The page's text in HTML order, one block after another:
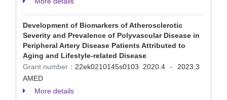
Development of Biomarkers of Atherosclerotic
Severity and Prevalence of Polyvascular Disease in
Peripheral Artery Disease Patients Attributed to
Aging and Lifestyle-related Disease
Grant number： 22ek0210145s0103 2020.4 -
2023.3
AMED
More details